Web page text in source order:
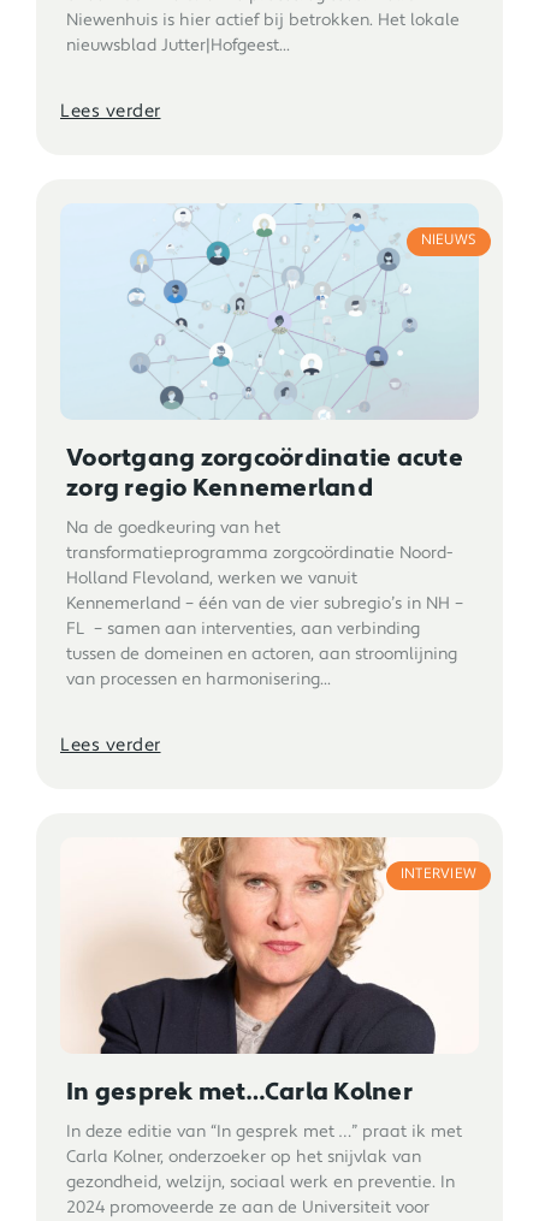
Niewenhuis is hier actief bij betrokken. Het lokale
nieuwsblad Jutter|Hofgeest...
Lees verder
NIEUWS
Voortgang zorgcoördinatie acute
zorg regio Kennemerland
Na de goedkeuring van het
transformatieprogramma zorgcoördinatie Noord-
Holland Flevoland, werken we vanuit
Kennemerland – één van de vier subregio’s in NH –
FL – samen aan interventies, aan verbinding
tussen de domeinen en actoren, aan stroomlijning
van processen en harmonisering...
Lees verder
INTERVIEW
In gesprek met…Carla Kolner
In deze editie van “In gesprek met …” praat ik met
Carla Kolner, onderzoeker op het snijvlak van
gezondheid, welzijn, sociaal werk en preventie. In
2024 promoveerde ze aan de Universiteit voor